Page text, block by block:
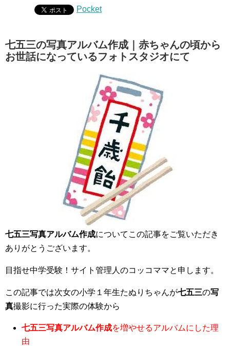
Pocket
七五三の写真アルバム作成｜赤ちゃんの頃から
お世話になっているフォトスタジオにて
七五三写真アルバム作成についてこの記事をご覧いただき
ありがとうございます。
目指せ中学受験！サイト管理人のコッコママと申します。
この記事では次女の小学１年生たぬりちゃんが七五三の写
真撮影に行った実際の体験から
七五三写真アルバム作成を増やせるアルバムにした理
由